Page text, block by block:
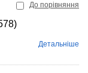
До порівняння
Детальніше